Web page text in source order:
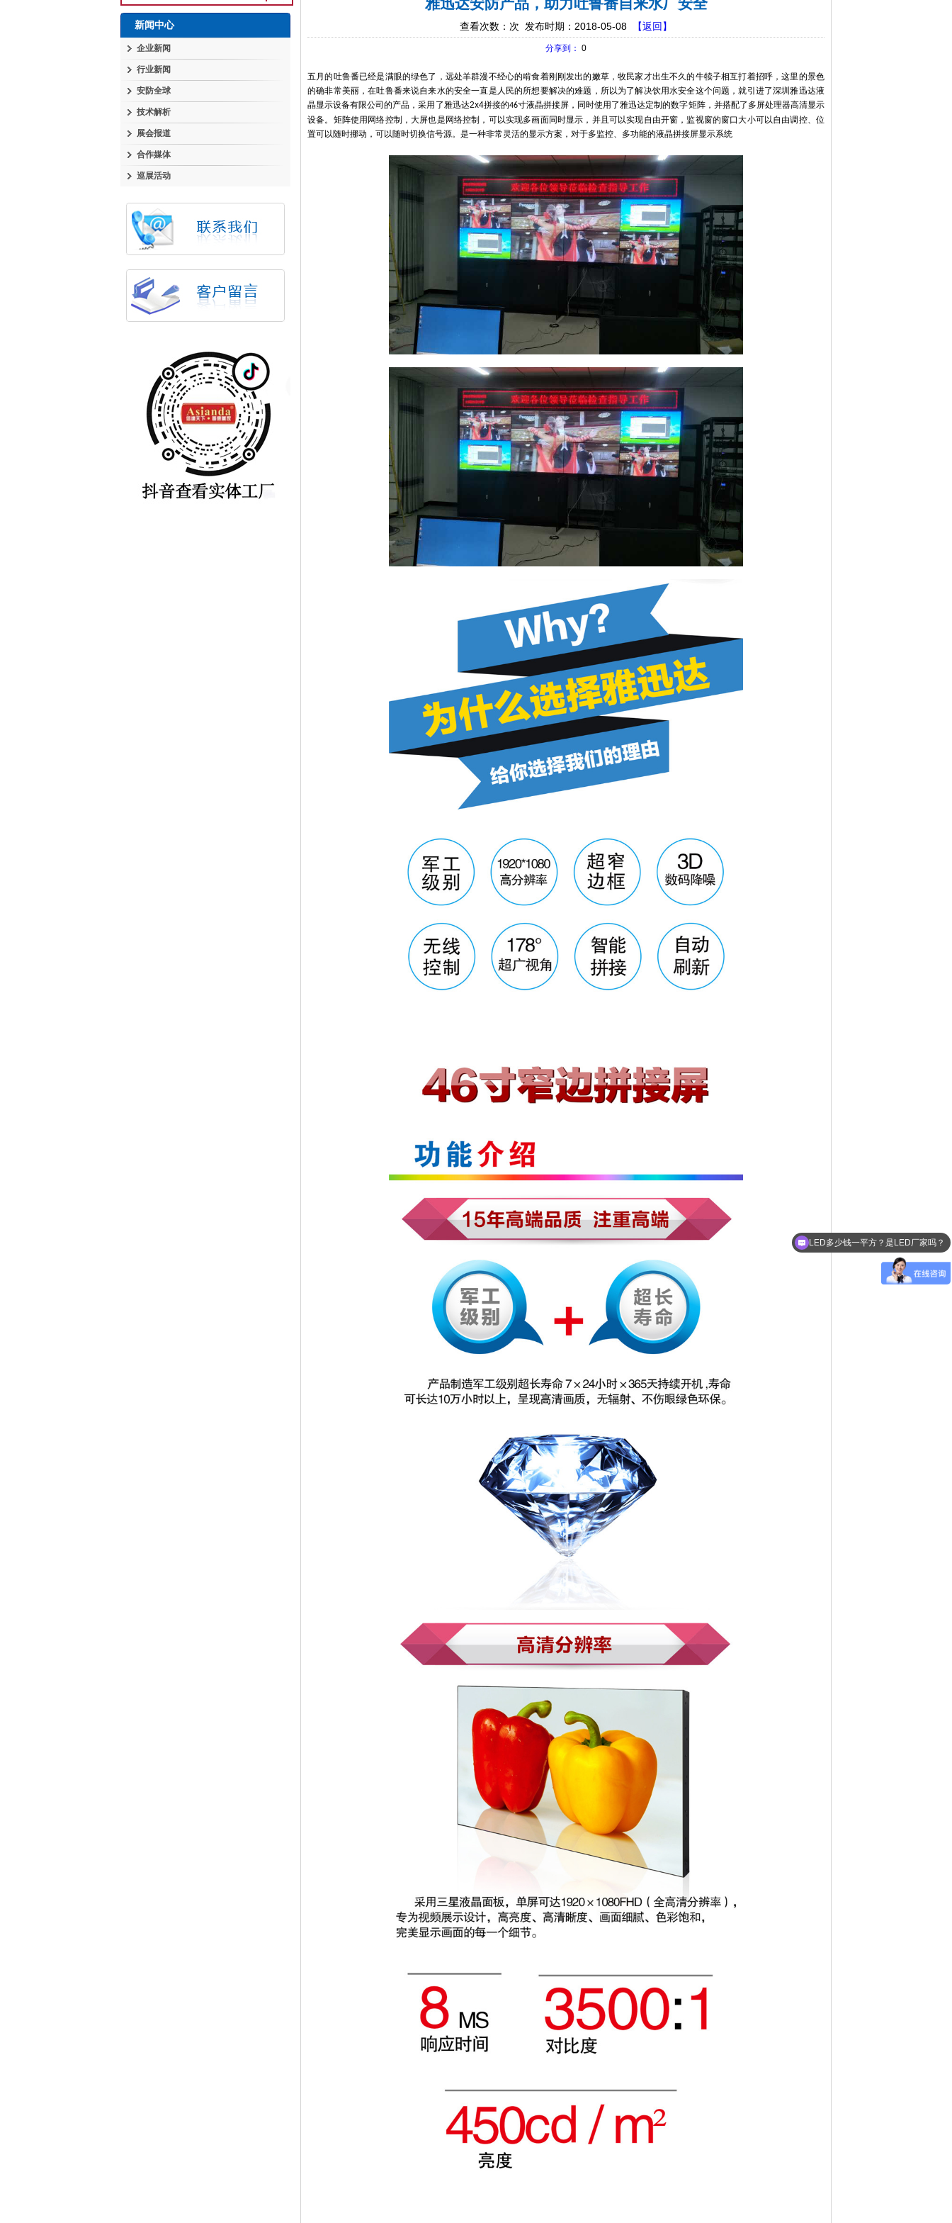
新闻中心
企业新闻
行业新闻
安防全球
技术解析
展会报道
合作媒体
巡展活动
查看次数： 次 发布时期：2018-05-08 【返回】
分享到： 0
五月的吐鲁番已经是满眼的绿色了，远处羊群漫不经心的啃食着刚刚发出的嫩草，牧民家才出生不久的牛犊子相互打着招呼，这里的景色
的确非常美丽，在吐鲁番来说自来水的安全一直是人民的所想要解决的难题 ，所以为了解决饮用水安全这个问题，就引进了深圳雅迅达液
晶显示设备有限公司的产品，采用了雅迅达2x4拼接的46寸液晶拼接屏，同时使用了雅迅达定制的数字矩阵，并搭配了多屏处理器高清显示
设备。矩阵使用网络控制，大屏也是网络控制，可以实现多画面同时显示，并且可以实现自由开窗，监视窗的窗口大小可以自由调控、位
置可以随时挪动，可以随时切换信号源。是一种非常灵活的显示方案，对于多监控、多功能的液晶拼接屏显示系统
条形屏有什么尺寸？支持定制吗？